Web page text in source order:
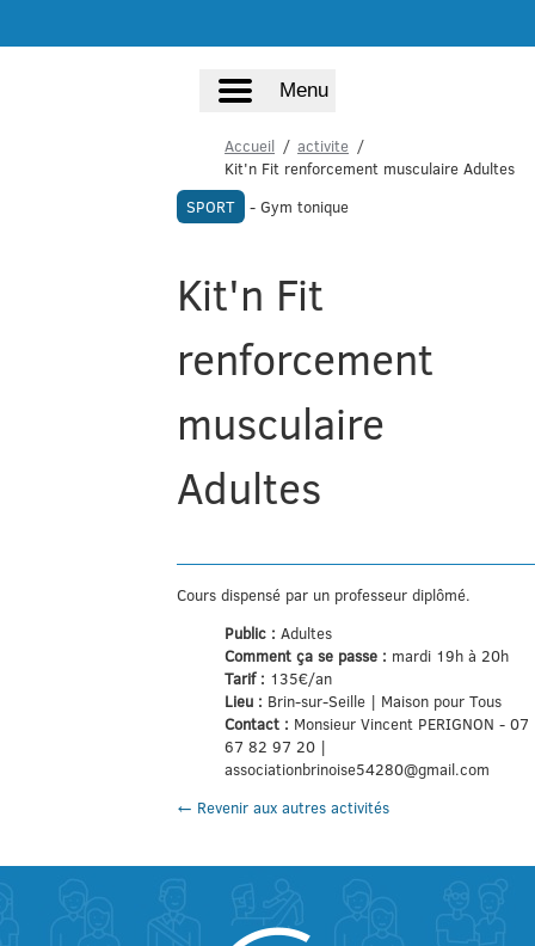
Menu
Accueil
activite
Kit'n Fit renforcement musculaire Adultes
SPORT
- Gym tonique
Kit'n Fit
renforcement
musculaire
Adultes
Cours dispensé par un professeur diplômé.
Public :Adultes
Comment ça se passe : mardi 19h à 20h
Tarif : 135€/an
Lieu : Brin-sur-Seille | Maison pour Tous
Contact : Monsieur Vincent PERIGNON - 07
67 82 97 20 |
associationbrinoise54280@gmail.com
← Revenir aux autres activités